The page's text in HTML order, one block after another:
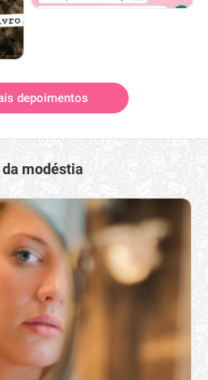
depoimentos
da modéstia